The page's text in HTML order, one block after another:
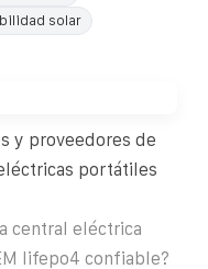
solar
y proveedores de
portátiles
central eléctrica
lifepo4 confiable?